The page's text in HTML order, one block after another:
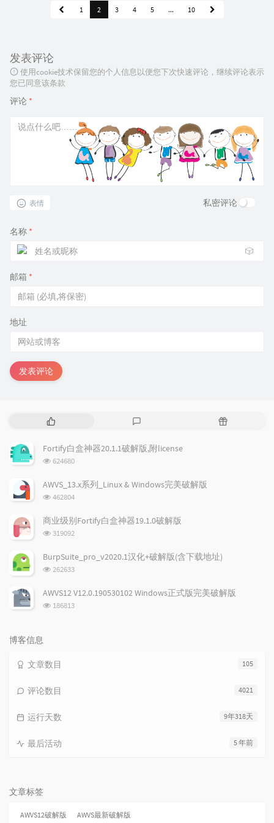
1 2 3 4 5 ... 10
发表评论
使用cookie技术保留您的个人信息以便您下次快速评论，继续评论表示
您已同意该条款
评论 *
表情 私密评论
名称 *
🎲
邮箱 *
地址
发表评论
热
文
章
评
论
随
Fortify白盒神器20.1.1破解版,附license
浏
次
624680
AWVS_13.x系列_Linux & Windows完美破解版
浏
次
462804
商业级别Fortify白盒神器19.1.0破解版
浏
次
数:
319092
BurpSuite_pro_v2020.1汉化+破解版(含下载地址)
浏
次
262633
AWVS12 V12.0.190530102 Windows正式版完美破解版
浏
186813
博客信息
105
文章数目
4021
评论数目
9年318天
运行天数
5 年前
最后活动
文章标签
AWVS12破解版 AWVS最新破解版